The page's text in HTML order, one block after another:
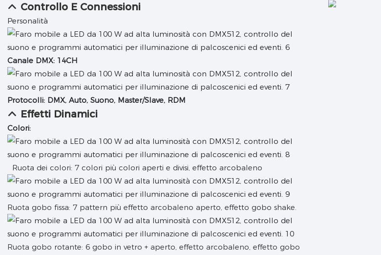
Controllo E Connessioni
Personalità
Canale DMX: 14CH
Protocolli: DMX, Auto, Suono, Master/Slave, RDM
Effetti Dinamici
Colori:
Ruota dei colori: 7 colori più colori aperti e divisi, effetto arcobaleno
Ruota gobo fissa: 7 pattern più effetto arcobaleno aperto, effetto gobo shake.
Ruota gobo rotante: 6 gobo in vetro + aperto, effetto arcobaleno, effetto gobo